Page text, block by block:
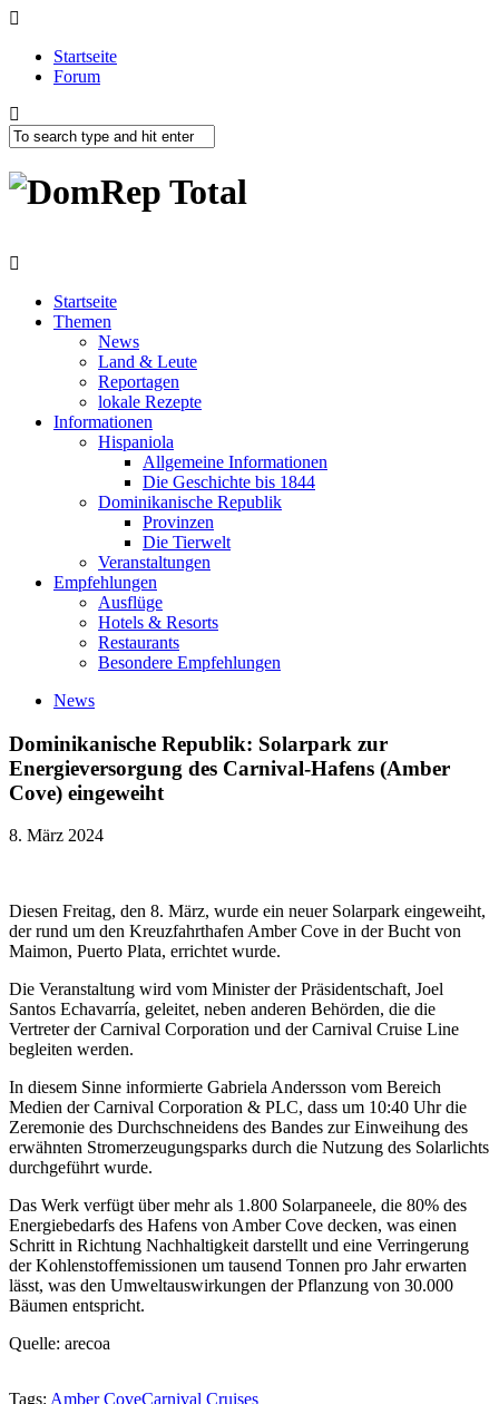
Startseite
Forum
Startseite
Themen
News
Land & Leute
Reportagen
lokale Rezepte
Informationen
Hispaniola
Allgemeine Informationen
Die Geschichte bis 1844
Dominikanische Republik
Provinzen
Die Tierwelt
Veranstaltungen
Empfehlungen
Ausflüge
Hotels & Resorts
Restaurants
Besondere Empfehlungen
News
Dominikanische Republik: Solarpark zur
Energieversorgung des Carnival-Hafens (Amber
Cove) eingeweiht
8. März 2024
Diesen Freitag, den 8. März, wurde ein neuer Solarpark eingeweiht,
der rund um den Kreuzfahrthafen Amber Cove in der Bucht von
Maimon, Puerto Plata, errichtet wurde.
Die Veranstaltung wird vom Minister der Präsidentschaft, Joel
Santos Echavarría, geleitet, neben anderen Behörden, die die
Vertreter der Carnival Corporation und der Carnival Cruise Line
begleiten werden.
In diesem Sinne informierte Gabriela Andersson vom Bereich
Medien der Carnival Corporation & PLC, dass um 10:40 Uhr die
Zeremonie des Durchschneidens des Bandes zur Einweihung des
erwähnten Stromerzeugungsparks durch die Nutzung des Solarlichts
durchgeführt wurde.
Das Werk verfügt über mehr als 1.800 Solarpaneele, die 80% des
Energiebedarfs des Hafens von Amber Cove decken, was einen
Schritt in Richtung Nachhaltigkeit darstellt und eine Verringerung
der Kohlenstoffemissionen um tausend Tonnen pro Jahr erwarten
lässt, was den Umweltauswirkungen der Pflanzung von 30.000
Bäumen entspricht.
Quelle: arecoa
Tags: Amber CoveCarnival Cruises